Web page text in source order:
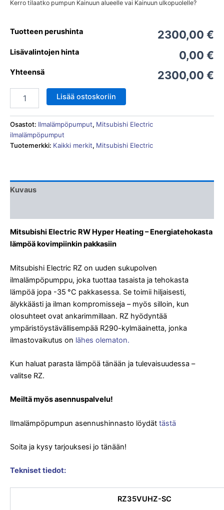
Kerro tilaatko pumpun Kainuun alueelle vai Kainuun ulkopuolelle?
Tuotteen perushinta 2300,00 €
Lisävalintojen hinta 0,00 €
Yhteensä 2300,00 €
Lisää ostoskoriin
Osastot: Ilmalämpöpumput, Mitsubishi Electric
ilmalämpöpumput
Tuotemerkki: Kaikki merkit, Mitsubishi Electric
Kuvaus
Mitsubishi Electric RW Hyper Heating – Energiatehokasta
lämpöä kovimpiinkin pakkasiin
Mitsubishi Electric RZ on uuden sukupolven
ilmalämpöpumppu, joka tuottaa tasaista ja tehokasta
lämpöä jopa -35 °C pakkasessa. Se toimii hiljaisesti,
älykkäästi ja ilman kompromisseja – myös silloin, kun
olosuhteet ovat ankarimmillaan. RZ hyödyntää
ympäristöystävällisempää R290-kylmäainetta, jonka
ilmastovaikutus on lähes olematon.
Kun haluat parasta lämpöä tänään ja tulevaisuudessa –
valitse RZ.
Meiltä myös asennuspalvelu!
Ilmalämpöpumpun asennushinnasto löydät tästä
Soita ja kysy tarjouksesi jo tänään!
Tekniset tiedot:
RZ35VUHZ-SC